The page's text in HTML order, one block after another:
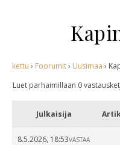
kettu › Foorumit› Uusimaa ›
Luet parhaimillaan 0
Julkaisija
8.5.2026, 18:53VASTAA